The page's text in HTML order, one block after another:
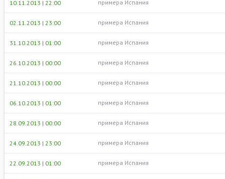
10.11.2013 | 22:00 примера Испания
02.11.2013 | 23:00 примера Испания
31.10.2013 | 01:00 примера Испания
26.10.2013 | 00:00 примера Испания
21.10.2013 | 00:00 примера Испания
06.10.2013 | 01:00 примера Испания
28.09.2013 | 00:00 примера Испания
24.09.2013 | 23:00 примера Испания
22.09.2013 | 01:00 примера Испания